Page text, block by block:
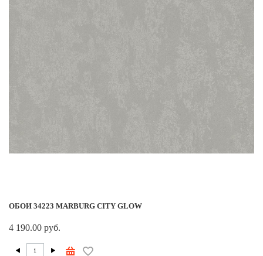
ОБОИ 34223 MARBURG CITY GLOW
4 190.00 руб.